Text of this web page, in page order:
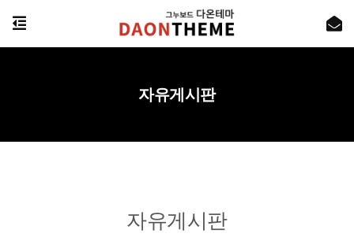
자유게시판
자유게시판